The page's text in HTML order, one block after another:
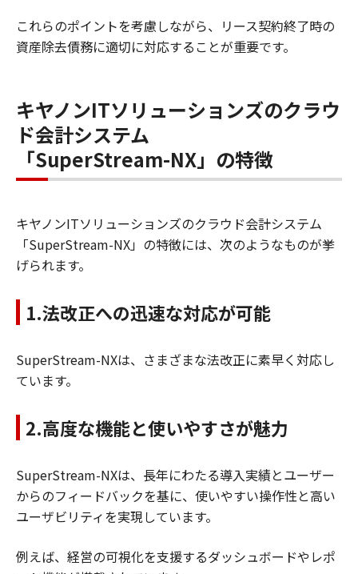
これらのポイントを考慮しながら、リース契約終了時の
資産除去債務に適切に対応することが重要です。
キヤノンITソリューションズのクラウ
ド会計システム
「SuperStream-NX」の特徴
キヤノンITソリューションズのクラウド会計システム
「SuperStream-NX」の特徴には、次のようなものが挙
げられます。
1.法改正への迅速な対応が可能
SuperStream-NXは、さまざまな法改正に素早く対応し
ています。
2.高度な機能と使いやすさが魅力
SuperStream-NXは、長年にわたる導入実績とユーザー
からのフィードバックを基に、使いやすい操作性と高い
ユーザビリティを実現しています。
例えば、経営の可視化を支援するダッシュボードやレポ